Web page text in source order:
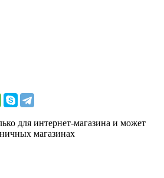
для интернет-магазина и может
магазинах